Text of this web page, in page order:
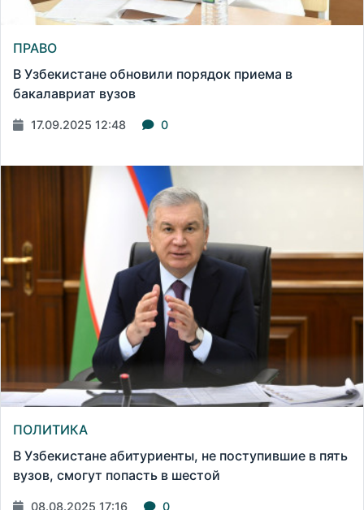
ПРАВО
В Узбекистане обновили порядок приема в
бакалавриат вузов
17.09.2025 12:48 0
ПОЛИТИКА
В Узбекистане абитуриенты, не поступившие в пять
вузов, смогут попасть в шестой
08.08.2025 17:16 0